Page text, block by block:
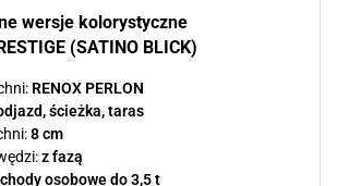
wersje kolorystyczne
(SATINO BLICK)
RENOX PERLON
ścieżka, taras
8 cm
z fazą
osobowe do 3,5 t